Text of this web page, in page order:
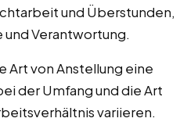
und Überstunden,
Verantwortung.
Art von Anstellung eine
der Umfang und die Art
variieren.